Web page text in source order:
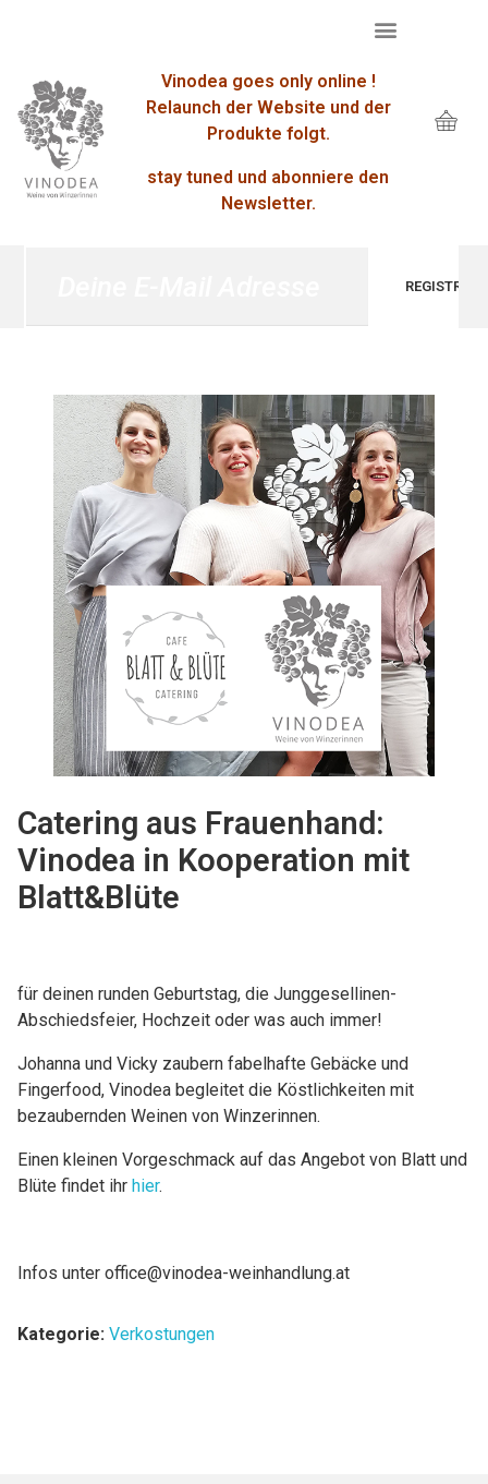
Vinodea goes only online !
Relaunch der Website und der
Produkte folgt.
stay tuned und abonniere den
Newsletter.
Catering aus Frauenhand:
Vinodea in Kooperation mit
Blatt&Blüte
für deinen runden Geburtstag, die Junggesellinen-
Abschiedsfeier, Hochzeit oder was auch immer!
Johanna und Vicky zaubern fabelhafte Gebäcke und
Fingerfood, Vinodea begleitet die Köstlichkeiten mit
bezaubernden Weinen von Winzerinnen.
Einen kleinen Vorgeschmack auf das Angebot von Blatt und
Blüte findet ihr hier.
Infos unter office@vinodea-weinhandlung.at
Kategorie: Verkostungen